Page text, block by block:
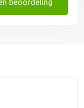
beoordeling